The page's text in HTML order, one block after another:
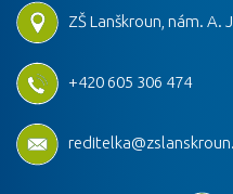
ZŠ Lanškroun, nám. A.
+420 605 306 474